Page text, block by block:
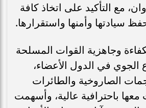
مع التأكيد على اتخاذ كافة
سيادتها وأمنها واستقرارها.
وجاهزية القوات المسلحة
الجوي في الدول الأعضاء،
الصاروخية والطائرات
باحترافية عالية، وأسهمت